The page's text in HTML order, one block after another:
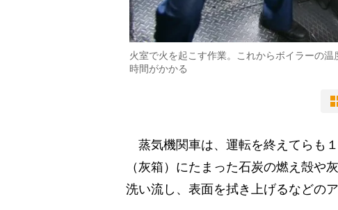
火室で火を起こす作業。これからボイラーの
時間がかかる
蒸気機関車は、運転を終えてらも
（灰箱）にたまった石炭の燃え殻や
洗い流し、表面を拭き上げるなどの